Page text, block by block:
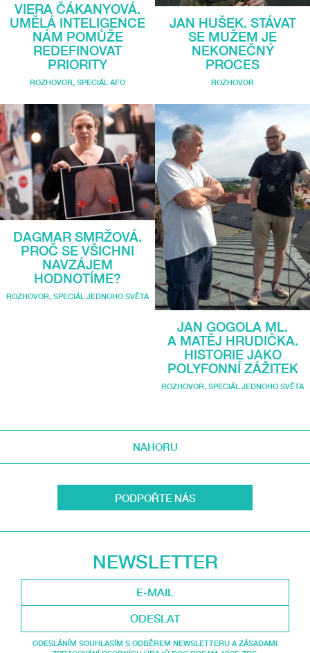
VIERA ČÁKANYOVÁ.
UMĚLÁ INTELIGENCE
NÁM POMŮŽE
REDEFINOVAT
PRIORITY
ROZHOVOR, SPECIÁL AFO
DAGMAR SMRŽOVÁ.
PROČ SE VŠICHNI
NAVZÁJEM
HODNOTÍME?
ROZHOVOR, SPECIÁL JEDNOHO SVĚTA
JAN HUŠEK. STÁVAT
SE MUŽEM JE
NEKONEČNÝ
PROCES
ROZHOVOR
JAN GOGOLA ML.
A MATĚJ HRUDIČKA.
HISTORIE JAKO
POLYFONNÍ ZÁŽITEK
ROZHOVOR, SPECIÁL JEDNOHO SVĚTA
NAHORU
PODPOŘTE NÁS
NEWSLETTER
ODESLAT
ODESLÁNÍM SOUHLASÍM S ODBĚREM NEWSLETTERU A ZÁSADAMI